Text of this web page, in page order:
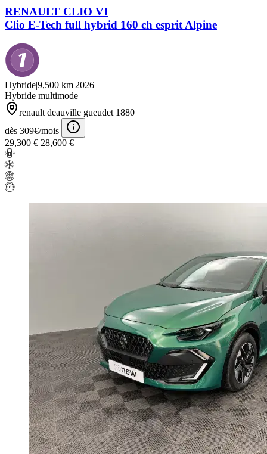
RENAULT CLIO VI
Clio E-Tech full hybrid 160 ch esprit Alpine
Hybride|9,500 km|2026
Hybride multimode
renault deauville gueudet 1880
dès 309€/mois
29,300 € 28,600 €